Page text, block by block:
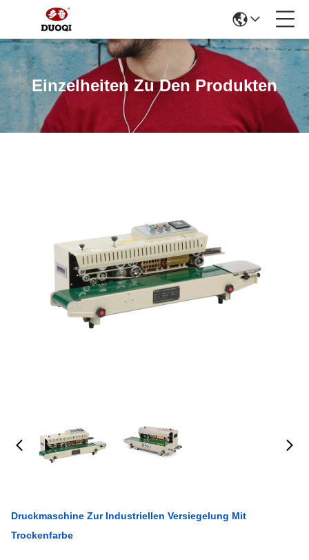
Einzelheiten Zu Den Produkten
Druckmaschine Zur Industriellen Versiegelung Mit
Trockenfarbe